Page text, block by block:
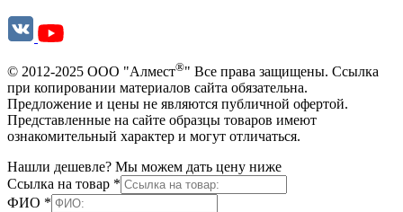
© 2012-2025 ООО "Алмест®" Все права защищены. Ссылка
при копировании материалов сайта обязательна.
Предложение и цены не являются публичной офертой.
Представленные на сайте образцы товаров имеют
ознакомительный характер и могут отличаться.
Нашли дешевле? Мы можем дать цену ниже
Ссылка на товар *
ФИО *